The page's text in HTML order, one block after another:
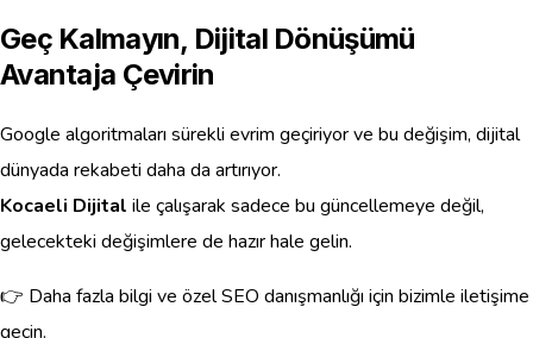
Geç Kalmayın, Dijital Dönüşümü
Avantaja Çevirin
Google algoritmaları sürekli evrim geçiriyor ve bu değişim, dijital
dünyada rekabeti daha da artırıyor.
Kocaeli Dijital ile çalışarak sadece bu güncellemeye değil,
gelecekteki değişimlere de hazır hale gelin.
👉 Daha fazla bilgi ve özel SEO danışmanlığı için bizimle iletişime
geçin.